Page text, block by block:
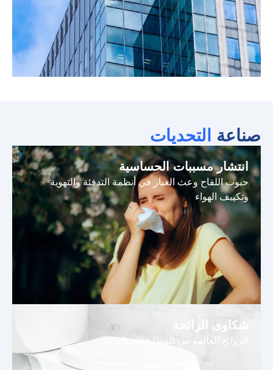
صناعة التحديات
انتشار مسببات الحساسية
حبوب اللقاح وعث الغبار في أنظمة التدفئة والتهوية
وتكييف الهواء
شكاوى الرائحة
الروائح العالقة من المطابخ/الحمامات